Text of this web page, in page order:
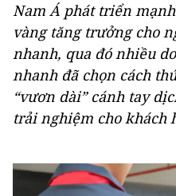
Nam Á phát triển
vàng tăng trưởng cho
nhanh, qua đó nhiều
nhanh đã chọn cách
“vươn dài” cánh tay
trải nghiệm cho khách